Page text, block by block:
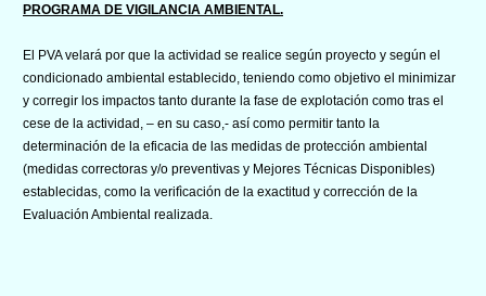
PROGRAMA DE VIGILANCIA AMBIENTAL.
El PVA velará por que la actividad se realice según proyecto y según el
condicionado ambiental establecido, teniendo como objetivo el minimizar
y corregir los impactos tanto durante la fase de explotación como tras el
cese de la actividad, – en su caso,- así como permitir tanto la
determinación de la eficacia de las medidas de protección ambiental
(medidas correctoras y/o preventivas y Mejores Técnicas Disponibles)
establecidas, como la verifìcación de la exactitud y corrección de la
Evaluación Ambiental realizada.